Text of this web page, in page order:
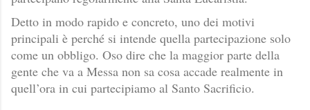
Detto in modo rapido e concreto, uno dei motivi
principali è perché si intende quella partecipazione solo
come un obbligo. Oso dire che la maggior parte della
gente che va a Messa non sa cosa accade realmente in
quell’ora in cui partecipiamo al Santo Sacrificio.